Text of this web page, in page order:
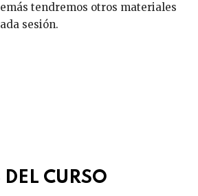
tendremos otros materiales
sesión.
CURSO